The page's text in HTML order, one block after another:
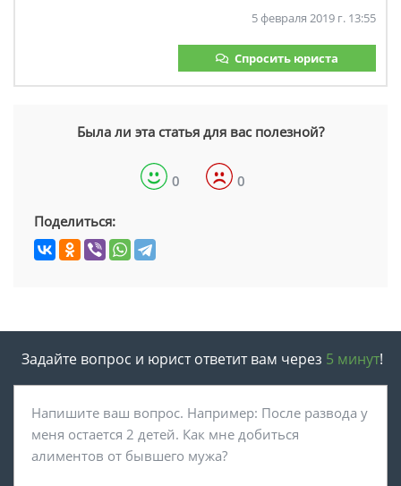
5 февраля 2019 г. 13:55
Спросить юриста
Была ли эта статья для вас полезной?
0 0
Поделиться:
Задайте вопрос и юрист ответит вам через 5 минут!